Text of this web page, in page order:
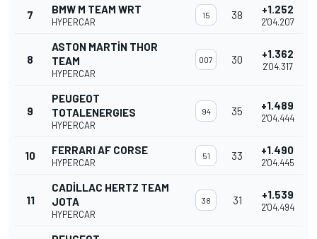
7 BMW M TEAM WRT
HYPERCAR
15 38 +1.252
2'04.207
8
ASTON MARTIN THOR
TEAM
HYPERCAR
007 30 +1.362
2'04.317
9
PEUGEOT
TOTALENERGIES
HYPERCAR
94 35 +1.489
2'04.444
10 FERRARI AF CORSE
HYPERCAR
51 33 +1.490
2'04.445
11
CADILLAC HERTZ TEAM
JOTA
HYPERCAR
38 31 +1.539
2'04.494